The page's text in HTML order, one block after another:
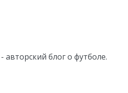
- авторский блог о футболе.